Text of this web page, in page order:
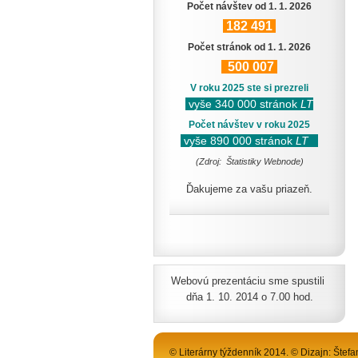
Počet návštev od 1. 1. 2026
182 491
Počet stránok od 1. 1. 2026
500 007
V roku 2025 ste si prezreli
vyše 340 000 stránok LT
Počet návštev v roku 2025
vyše 890 000 stránok LT
(Zdroj: Štatistiky Webnode)
Ďakujeme za vašu priazeň.
Webovú prezentáciu sme spustili
dňa 1. 10. 2014 o 7.00 hod.
© Literárny týždenník 2014. © Dizajn: